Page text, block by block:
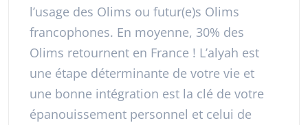
l’usage des Olims ou futur(e)s Olims
francophones. En moyenne, 30% des
Olims retournent en France ! L’alyah est
une étape déterminante de votre vie et
une bonne intégration est la clé de votre
épanouissement personnel et celui de